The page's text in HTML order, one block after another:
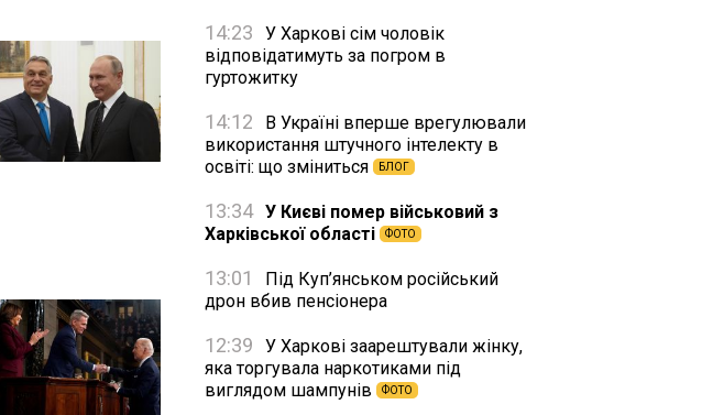
14:23
У Харкові сім чоловік
відповідатимуть за погром в
гуртожитку
14:12
В Україні вперше врегулювали
використання штучного інтелекту в
освіті: що зміниться
БЛОГ
13:34 У Києві помер військовий з
Харківської області
ФОТО
13:01
Під Куп’янськом російський
дрон вбив пенсіонера
12:39
У Харкові заарештували жінку,
яка торгувала наркотиками під
виглядом шампунів
ФОТО